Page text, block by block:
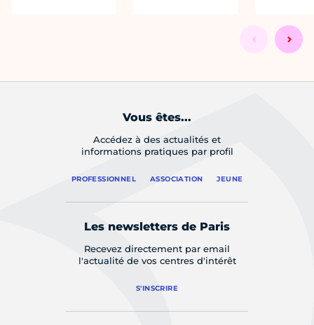
Vous êtes...
Accédez à des actualités et
informations pratiques par profil
PROFESSIONNEL ASSOCIATION JEUNE
Les newsletters de Paris
Recevez directement par email
l'actualité de vos centres d'intérêt
S'INSCRIRE